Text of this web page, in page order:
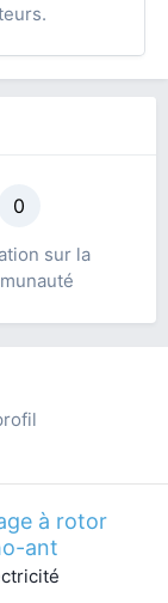
0
sur la
à rotor
ant